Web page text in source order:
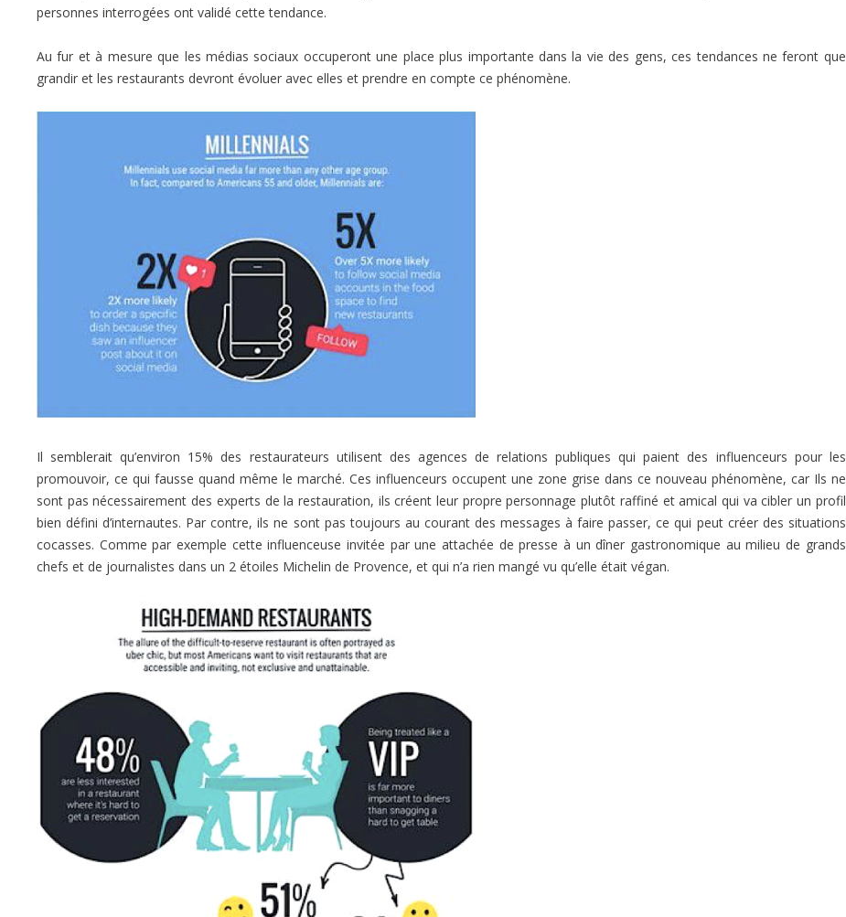
personnes interrogées ont validé cette tendance.
Au fur et à mesure que les médias sociaux occuperont une place plus importante dans la vie des gens, ces tendances ne feront que
grandir et les restaurants devront évoluer avec elles et prendre en compte ce phénomène.
Il semblerait qu’environ 15% des restaurateurs utilisent des agences de relations publiques qui paient des influenceurs pour les
promouvoir, ce qui fausse quand même le marché. Ces influenceurs occupent une zone grise dans ce nouveau phénomène, car Ils ne
sont pas nécessairement des experts de la restauration, ils créent leur propre personnage plutôt raffiné et amical qui va cibler un profil
bien défini d’internautes. Par contre, ils ne sont pas toujours au courant des messages à faire passer, ce qui peut créer des situations
cocasses. Comme par exemple cette influenceuse invitée par une attachée de presse à un dîner gastronomique au milieu de grands
chefs et de journalistes dans un 2 étoiles Michelin de Provence, et qui n’a rien mangé vu qu’elle était végan.